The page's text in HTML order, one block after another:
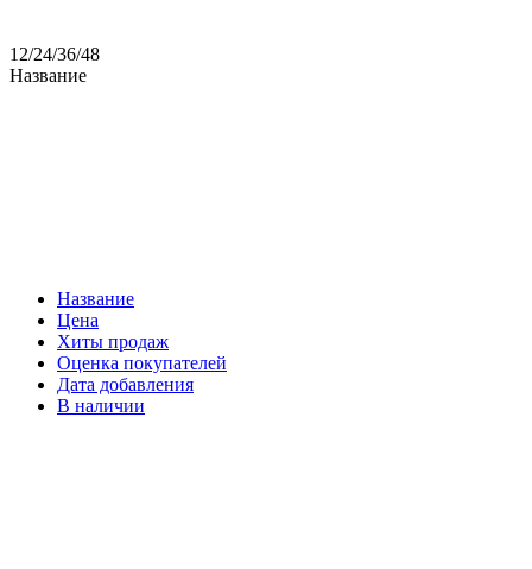
12/24/36/48
Название
Название
Цена
Хиты продаж
Оценка покупателей
Дата добавления
В наличии